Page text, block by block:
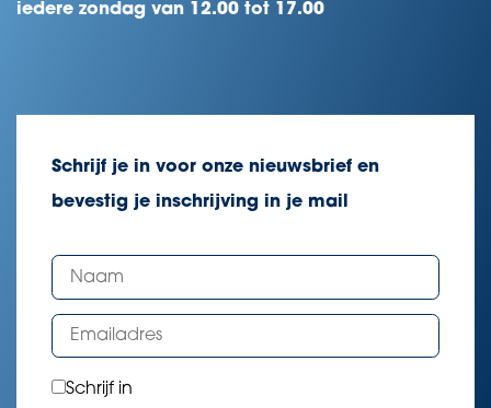
iedere zondag van 12.00 tot 17.00
Schrijf je in voor onze nieuwsbrief en
bevestig je inschrijving in je mail
Schrijf in